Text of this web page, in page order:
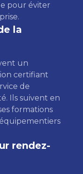
pour éviter
la
un
certifiant
de
Ils suivent en
formations
rendez-